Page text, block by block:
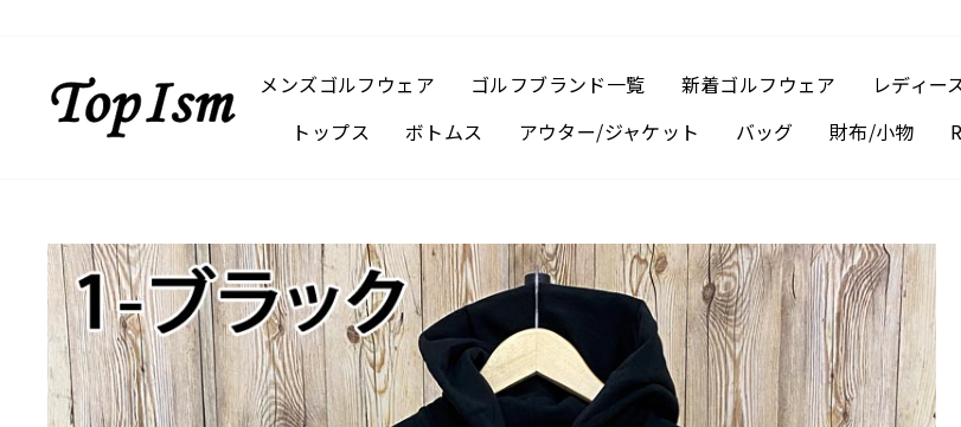
メンズゴルフウェア ゴルフブランド一覧 新着ゴルフウェア レディー
トップス
ボトムス アウター/ジャケット バッグ 財布/小物